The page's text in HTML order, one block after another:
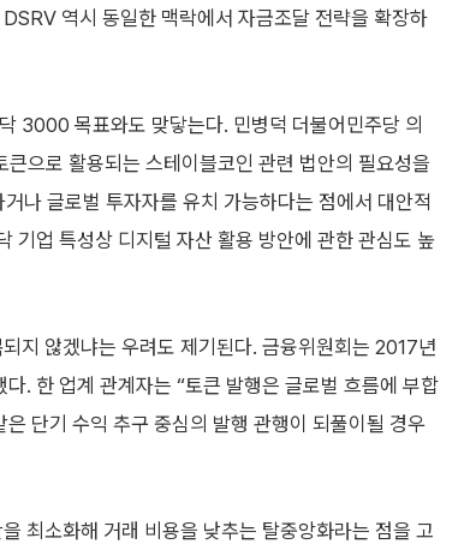
역시 동일한 맥락에서 자금조달 전략을 확장하
3000 목표와도 맞닿는다. 민병덕 더불어민주당 의
으로 활용되는 스테이블코인 관련 법안의 필요성을
나 글로벌 투자자를 유치 가능하다는 점에서 대안적
기업 특성상 디지털 자산 활용 방안에 관한 관심도 높
지 않겠냐는 우려도 제기된다. 금융위원회는 2017년
. 한 업계 관계자는 “토큰 발행은 글로벌 흐름에 부합
단기 수익 추구 중심의 발행 관행이 되풀이될 경우
최소화해 거래 비용을 낮추는 탈중앙화라는 점을 고